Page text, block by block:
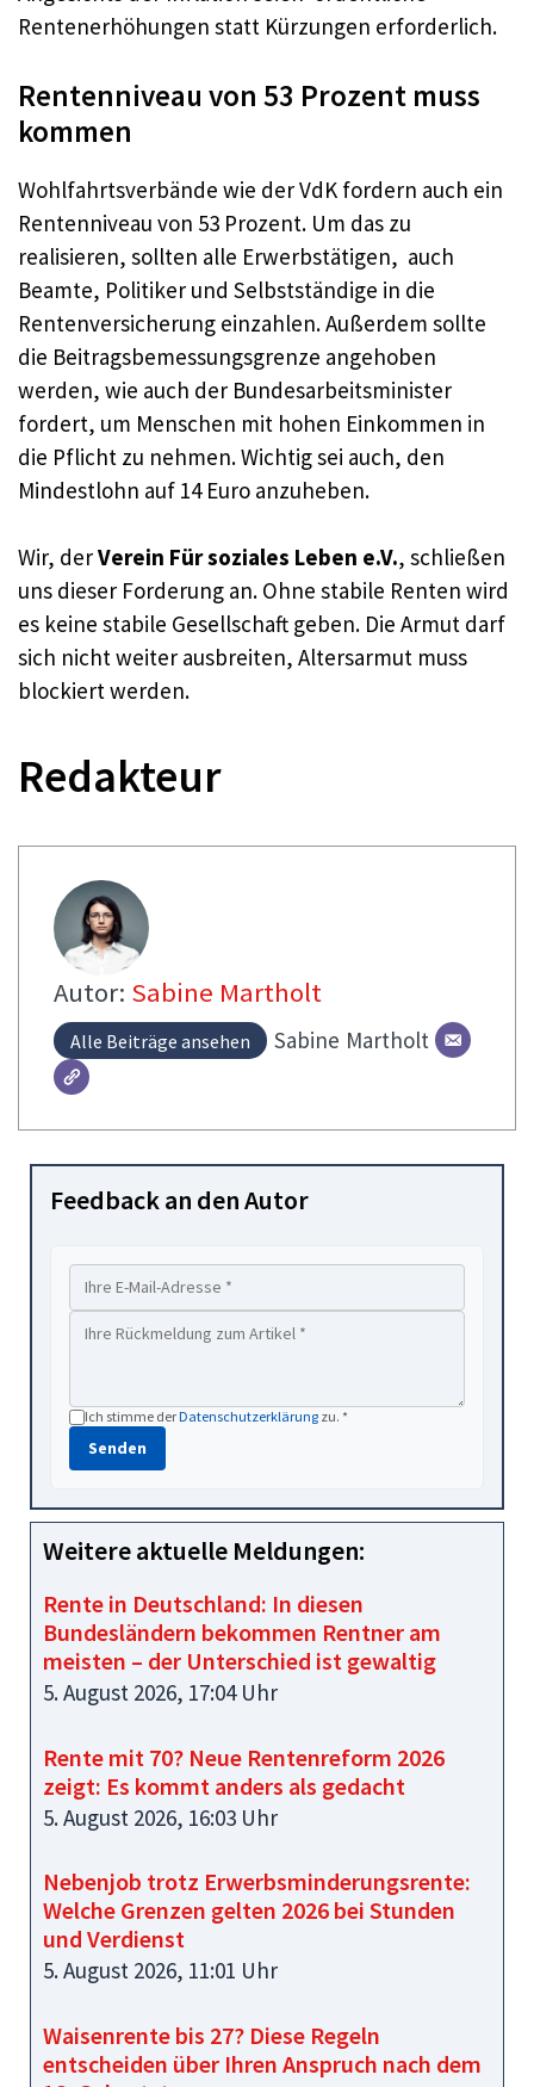
Rentenerhöhungen statt Kürzungen erforderlich.
Rentenniveau von 53 Prozent muss
kommen
Wohlfahrtsverbände wie der VdK fordern auch ein
Rentenniveau von 53 Prozent. Um das zu
realisieren, sollten alle Erwerbstätigen, auch
Beamte, Politiker und Selbstständige in die
Rentenversicherung einzahlen. Außerdem sollte
die Beitragsbemessungsgrenze angehoben
werden, wie auch der Bundesarbeitsminister
fordert, um Menschen mit hohen Einkommen in
die Pflicht zu nehmen. Wichtig sei auch, den
Mindestlohn auf 14 Euro anzuheben.
Wir, derVerein Für soziales Leben e.V., schließen
uns dieser Forderung an. Ohne stabile Renten wird
es keine stabile Gesellschaft geben. Die Armut darf
sich nicht weiter ausbreiten, Altersarmut muss
blockiert werden.
Redakteur
Autor: Sabine Martholt
Alle Beiträge ansehen Sabine Martholt
Feedback an den Autor
Ich stimme derDatenschutzerklärung zu. *
Senden
Weitere aktuelle Meldungen:
Rente in Deutschland: In diesen
Bundesländern bekommen Rentner am
meisten – der Unterschied ist gewaltig
5. August 2026, 17:04 Uhr
Rente mit 70? Neue Rentenreform 2026
zeigt: Es kommt anders als gedacht
5. August 2026, 16:03 Uhr
Nebenjob trotz Erwerbsminderungsrente:
Welche Grenzen gelten 2026 bei Stunden
und Verdienst
5. August 2026, 11:01 Uhr
Waisenrente bis 27? Diese Regeln
entscheiden über Ihren Anspruch nach dem